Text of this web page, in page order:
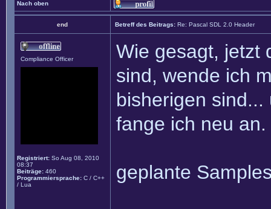
Nach oben
end Betreff des Beitrags: Re: Pascal SDL 2.0 Header
Compliance Officer
Registriert: So Aug 08, 2010
08:37
Beiträge: 460
Programmiersprache: C / C++
/ Lua
Wie gesagt, jetzt
sind, wende ich
bisherigen
fange ich neu
geplante